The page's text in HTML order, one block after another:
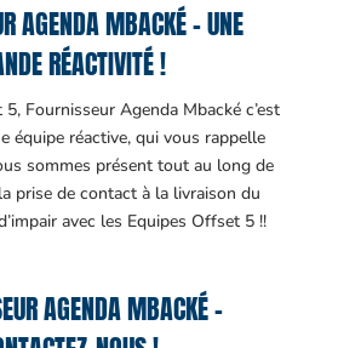
AGENDA MBACKÉ – UNE
RÉACTIVITÉ !
Fournisseur Agenda Mbacké c’est
équipe réactive, qui vous rappelle
sommes présent tout au long de
prise de contact à la livraison du
avec les Equipes Offset 5 !!
AGENDA MBACKÉ –